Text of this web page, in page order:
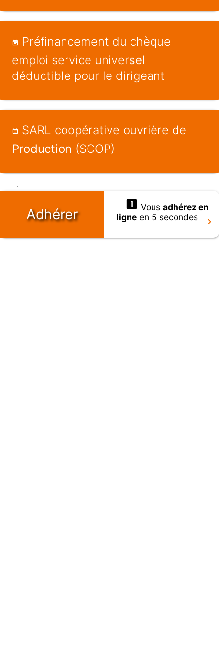
Préfinancement du chèque
emploi service universel
déductible pour le dirigeant
SARL coopérative ouvrière de
Production (SCOP)
Adhérer Vousadhérez en
ligneen 5 secondes